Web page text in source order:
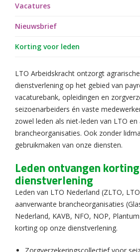
Vacatures
Nieuwsbrief
Korting voor leden
LTO Arbeidskracht ontzorgt
dienstverlening op het gebied van
vacaturebank, opleidingen en
seizoenarbeiders én vaste
zowel leden als niet-leden van LTO
brancheorganisaties. Ook zonder
gebruikmaken van onze diensten.
Leden ontvangen
dienstverlening
Leden van LTO Nederland (ZLTO,
aanverwante brancheorganisaties
Nederland, KAVB, NFO, NOP,
korting op onze dienstverlening.
Zorgverzekeringscollectief voor